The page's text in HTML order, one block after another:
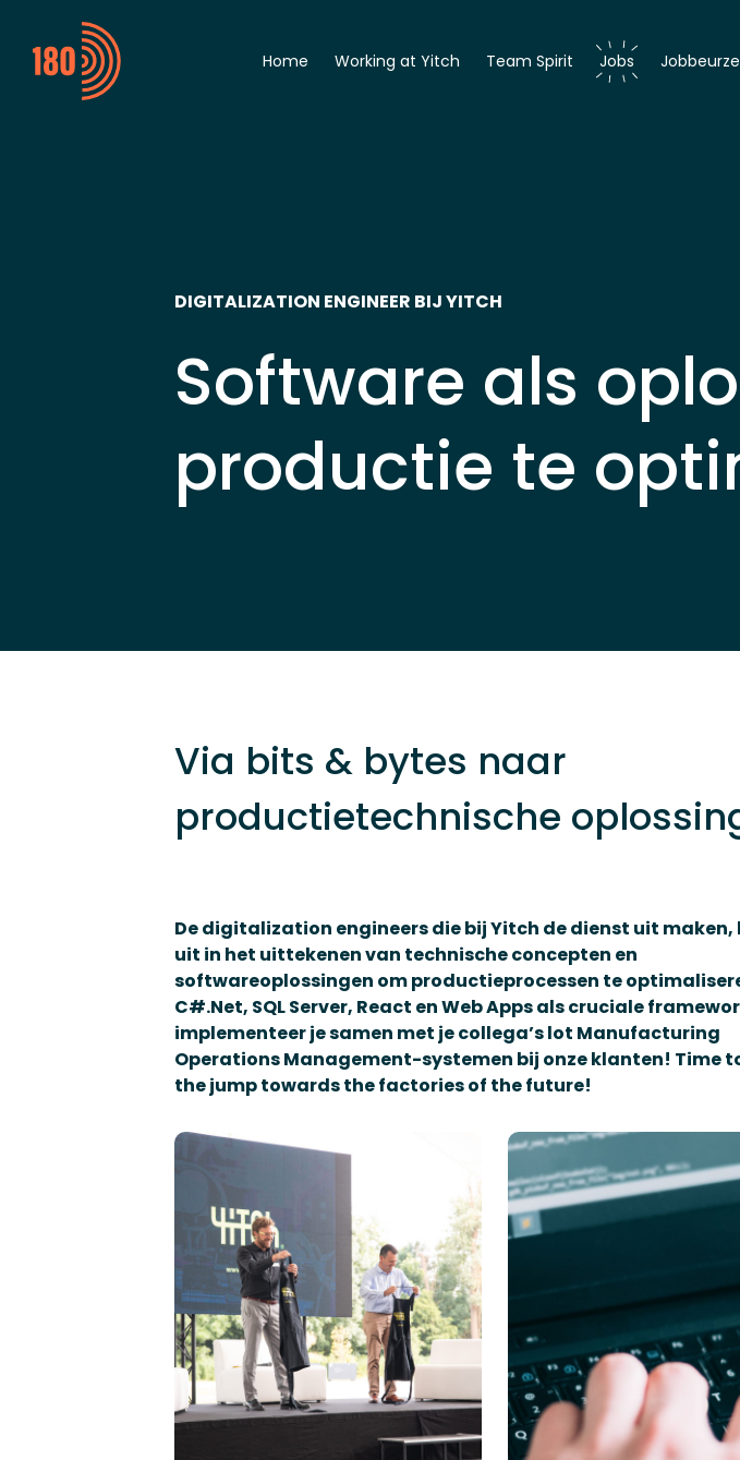
Home Working at Yitch Team Spirit Jobs
DIGITALIZATION ENGINEER BIJ YITCH
Software als
productie te
Via bits & bytes naar
productietechnische
De digitalization engineers die bij Yitch de dienst uit maken,
uit in het uittekenen van technische concepten en
softwareoplossingen om productieprocessen te
C#.Net, SQL Server, React en Web Apps als cruciale
implementeer je samen met je collega’s lot Manufacturing
Operations Management-systemen bij onze klanten! Time
the jump towards the factories of the future!